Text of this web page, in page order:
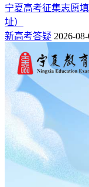
宁夏高考征集志愿
址）
新高考答疑 2026-